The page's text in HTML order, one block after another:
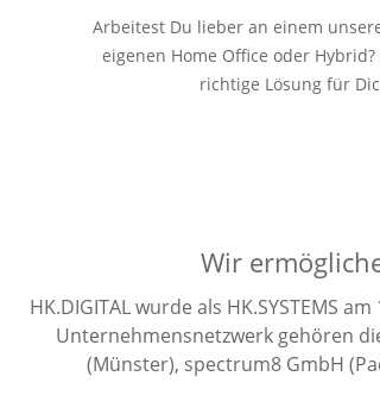
Arbeitest Du lieber an einem
eigenen Home Office oder Hybrid?
richtige Lösung für
Wir
HK.DIGITAL wurde als HK.SYSTEMS
Unternehmensnetzwerk gehören
(Münster), spectrum8 GmbH